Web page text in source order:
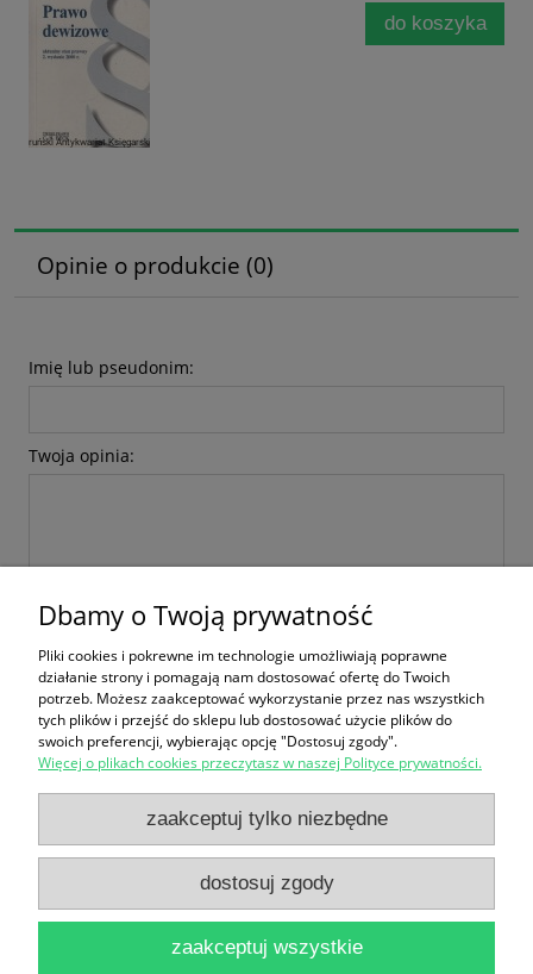
do koszyka
Opinie o produkcie (0)
Imię lub pseudonim:
Twoja opinia:
Zakupy
Pomoc
Moje konto
Informacje
Dbamy o Twoją prywatność
Pliki cookies i pokrewne im technologie umożliwiają poprawne
działanie strony i pomagają nam dostosować ofertę do Twoich
potrzeb. Możesz zaakceptować wykorzystanie przez nas wszystkich
tych plików i przejść do sklepu lub dostosować użycie plików do
swoich preferencji, wybierając opcję "Dostosuj zgody".
Więcej o plikach cookies przeczytasz w naszej Polityce prywatności.
zaakceptuj tylko niezbędne
dostosuj zgody
zaakceptuj wszystkie